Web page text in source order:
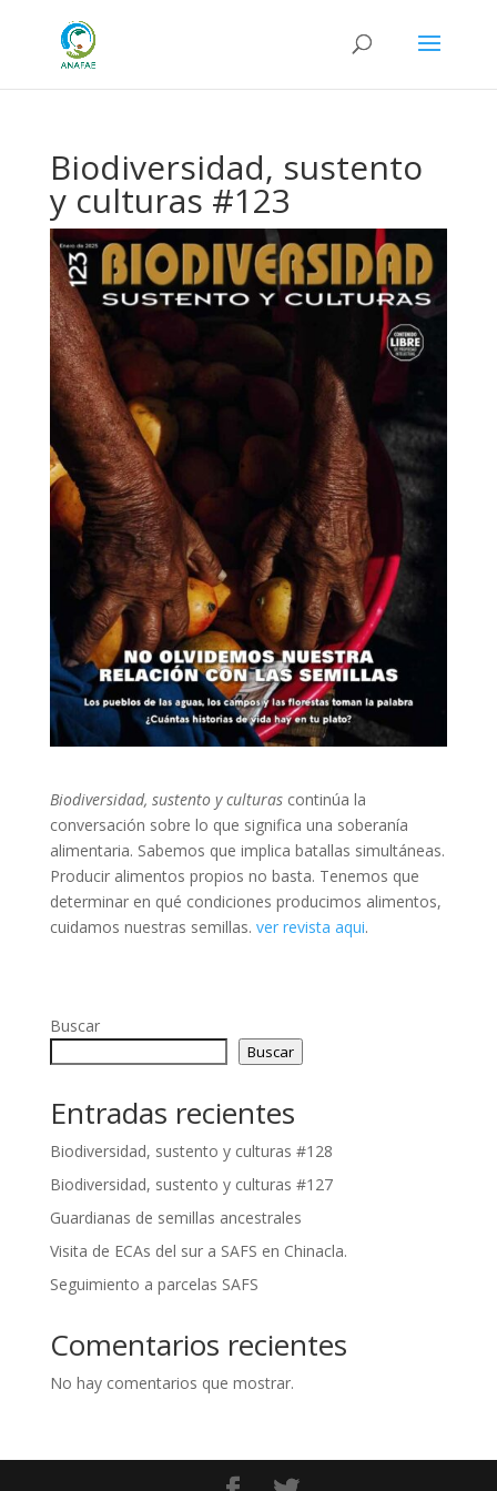
Biodiversidad, sustento
y culturas #123
Biodiversidad, sustento y culturas continúa la
conversación sobre lo que significa una soberanía
alimentaria. Sabemos que implica batallas simultáneas.
Producir alimentos propios no basta. Tenemos que
determinar en qué condiciones producimos alimentos,
cuidamos nuestras semillas. ver revista aqui.
Buscar
Buscar
Entradas recientes
Biodiversidad, sustento y culturas #128
Biodiversidad, sustento y culturas #127
Guardianas de semillas ancestrales
Visita de ECAs del sur a SAFS en Chinacla.
Seguimiento a parcelas SAFS
Comentarios recientes
No hay comentarios que mostrar.